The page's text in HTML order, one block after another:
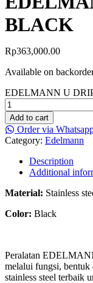
BLACK
Rp363,000.00
Available on
EDELMANN U
Add to cart
Order via
Category: Edelmann
Description
Additional
Material: Stainless
Color: Black
Peralatan
melalui fungsi, bentuk
stainless steel terbaik